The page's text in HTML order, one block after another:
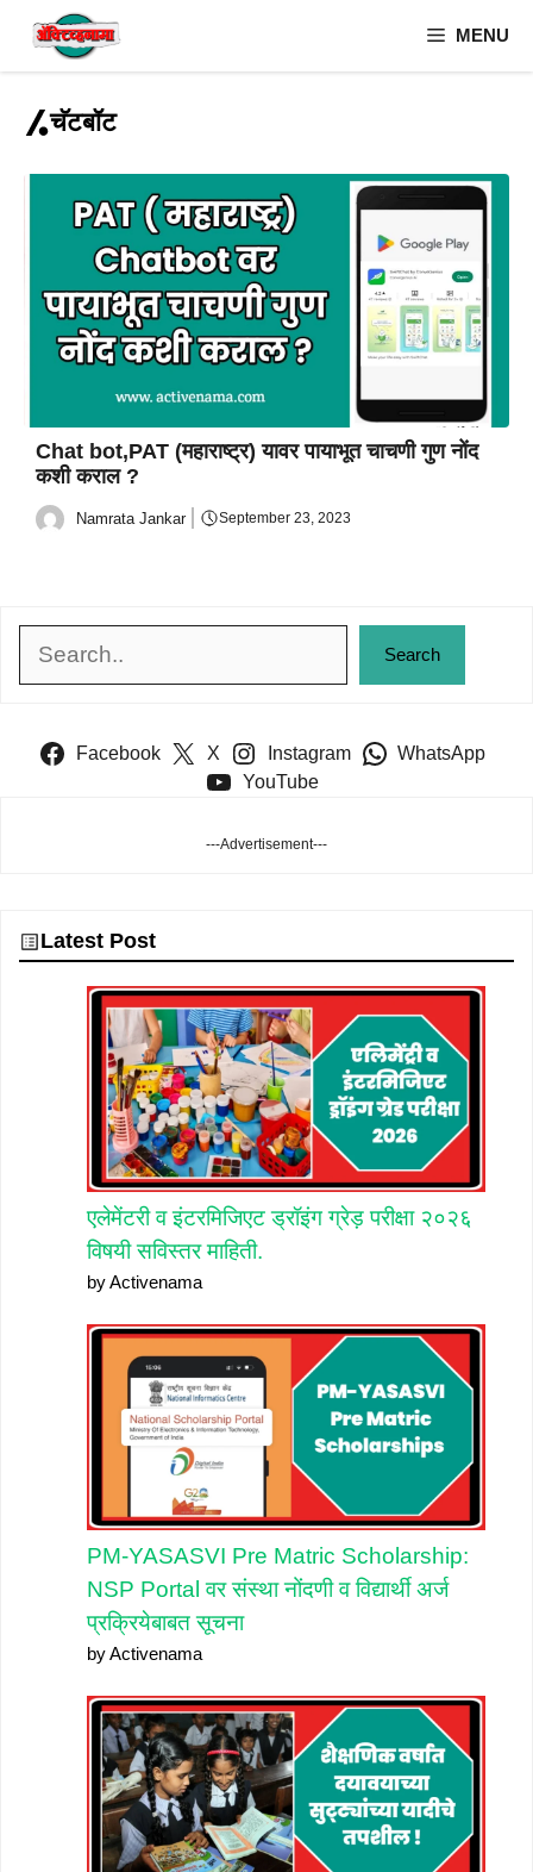
MENU
चॅटबॉट
Chat bot,PAT (महाराष्ट्र) यावर पायाभूत चाचणी गुण नोंद
कशी कराल ?
Namrata Jankar September 23, 2023
Search
Search
Facebook X Instagram
WhatsApp
YouTube
---Advertisement---
Latest Post
एलेमेंटरी व इंटरमिजिएट ड्रॉइंग ग्रेड़ परीक्षा २०२६
विषयी सविस्तर माहिती.
by Activenama
PM-YASASVI Pre Matric Scholarship:
NSP Portal वर संस्था नोंदणी व विद्यार्थी अर्ज
प्रक्रियेबाबत सूचना
by Activenama